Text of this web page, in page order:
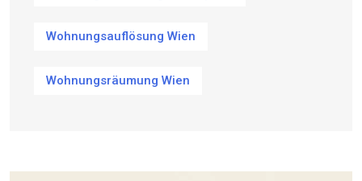
Wohnungsauflösung Wien
Wohnungsräumung Wien